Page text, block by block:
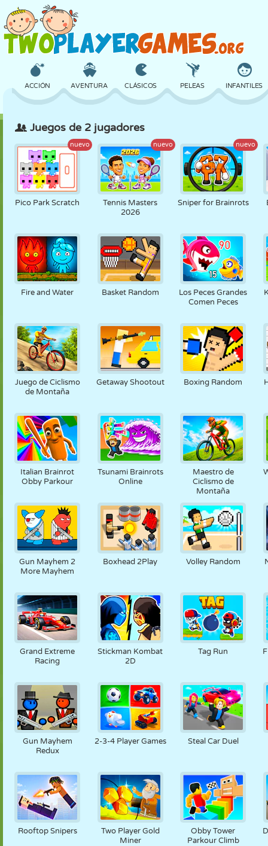
ACCIÓN AVENTURA CLÁSICOS PELEAS INFANTILES
AVIONES ALIENS EQUILIBRIO BALONCESTO
CASTILLOS AJEDREZ LOCOS DEFENSA DINOSAURIOS
CHICAS SALTOS MATEMÁTICAS LABERINTOS
MARIONETAS PUZZLE REACCIÓN RETRO ROBOTS
ESTRATEGIA ACROBACIAS TANQUES TENIS TRES EN RAYA
Juegos de 2 jugadores
nuevo
Pico Park Scratch
nuevo
Tennis Masters
2026
nuevo
Sniper for Brainrots
Fire and Water Basket Random
Los Peces Grandes
Comen Peces
Juego de Ciclismo
de Montaña
Getaway Shootout Boxing Random
Italian Brainrot
Obby Parkour
Tsunami Brainrots
Online
Maestro de
Ciclismo de
Montaña
Gun Mayhem 2
More Mayhem
Boxhead 2Play Volley Random
Grand Extreme
Racing
Stickman Kombat
2D
Tag Run
Gun Mayhem
Redux
2-3-4 Player Games Steal Car Duel
Rooftop Snipers
Two Player Gold
Miner
Obby Tower
Parkour Climb